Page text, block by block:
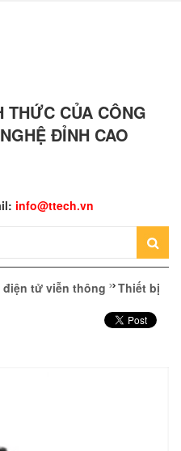
THỨC CỦA CÔNG
ĐỈNH CAO
info@ttech.vn
tử viễn thông
Thiết bị